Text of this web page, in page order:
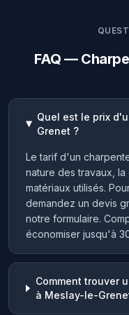
FAQ —
Quel est le prix
Grenet ?
Le tarif d'un
nature des travaux,
matériaux utilisés.
demandez un devis
notre formulaire.
économiser jusqu'à
Comment trouver
à Meslay-le-